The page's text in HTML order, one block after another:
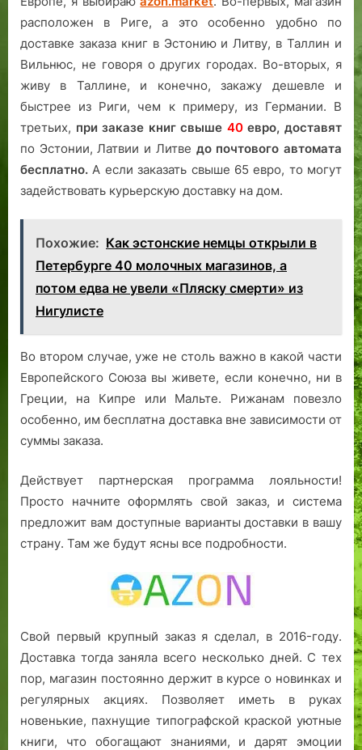
расположен в Риге, а это особенно удобно по
доставке заказа книг в Эстонию и Литву, в Таллин и
Вильнюс, не говоря о других городах. Во-вторых, я
живу в Таллине, и конечно, закажу дешевле и
быстрее из Риги, чем к примеру, из Германии. В
третьих, при заказе книг свыше 40евро, доставят
по Эстонии, Латвии и Литве до почтового автомата
бесплатно. А если заказать свыше 65 евро, то могут
задействовать курьерскую доставку на дом.
Похожие: Как эстонские немцы открыли в
Петербурге 40 молочных магазинов, а
потом едва не увели «Пляску смерти» из
Нигулисте
Во втором случае, уже не столь важно в какой части
Европейского Союза вы живете, если конечно, ни в
Греции, на Кипре или Мальте. Рижанам повезло
особенно, им бесплатна доставка вне зависимости от
суммы заказа.
Действует партнерская программа лояльности!
Просто начните оформлять свой заказ, и система
предложит вам доступные варианты доставки в вашу
страну. Там же будут ясны все подробности.
Свой первый крупный заказ я сделал, в 2016-году.
Доставка тогда заняла всего несколько дней. С тех
пор, магазин постоянно держит в курсе о новинках и
регулярных акциях. Позволяет иметь в руках
новенькие, пахнущие типографской краской уютные
книги, что обогащают знаниями, и дарят эмоции